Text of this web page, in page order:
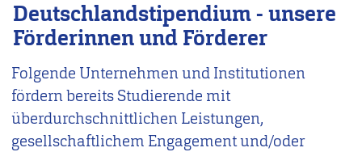
Deutschlandstipendium - unsere
Förderinnen und Förderer
Folgende Unternehmen und Institutionen
fördern bereits Studierende mit
überdurchschnittlichen Leistungen,
gesellschaftlichem Engagement und/oder